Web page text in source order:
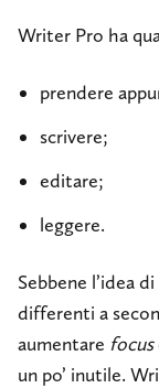
Writer Pro ha
prendere
scrivere;
editare;
leggere.
Sebbene l’idea
differenti a
aumentare focus
un po’ inutile.